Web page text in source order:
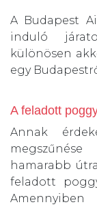
A Budapest
induló
különösen
egy
A feladott
Annak
hamarabb
feladott